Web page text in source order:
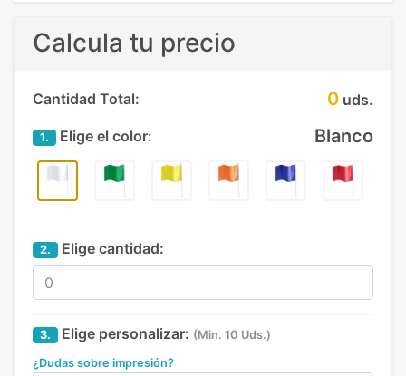
Calcula tu precio
Cantidad Total: 0 uds.
1. Elige el color: Blanco
2. Elige cantidad:
3. Elige personalizar: (Min. 10 Uds.)
¿Dudas sobre impresión?